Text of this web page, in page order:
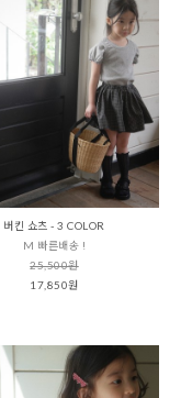
버킨 쇼츠 - 3 COLOR
M 빠른배송 !
25,500원
17,850원